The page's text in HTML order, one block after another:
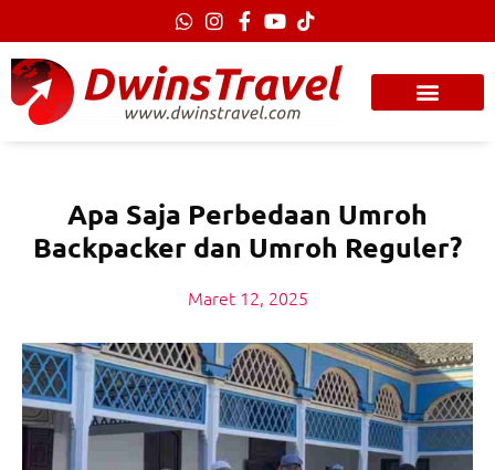
konten
Apa Saja Perbedaan Umroh
Backpacker dan Umroh Reguler?
Maret 12, 2025